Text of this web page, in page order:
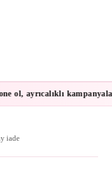
ayrıcalıklı kampanyalar
iade